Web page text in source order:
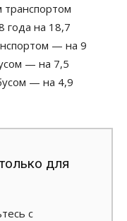
года на 18,7
— на 9
— на 7,5
— на 4,9
для
с